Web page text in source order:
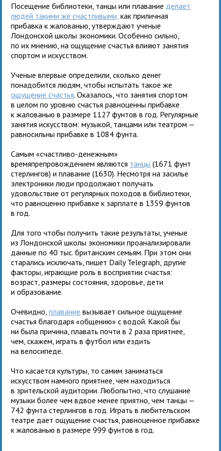
Посещение библиотеки, танцы или плавание делает
людей такими же счастливыми, как приличная
прибавка к жалованью, утверждают ученые
Лондонской школы экономики. Особенно сильно,
по их мнению, на ощущение счастья влияют занятия
спортом и искусством.
Ученые впервые определили, сколько денег
понадобится людям, чтобы испытать такое же
ощущение счастья. Оказалось, что занятия спортом
в целом по уровню счастья равноценны прибавке
к жалованью в размере 1127 фунтов в год. Регулярные
занятия искусством: музыкой, танцами или театром —
равносильны прибавке в 1084 фунта.
Самым «счастливо-денежным»
времяпрепровождением являются танцы (1671 фунт
стерлингов) и плавание (1630). Несмотря на засилье
электроники люди продолжают получать
удовольствие от регулярных походов в библиотеки,
что равноценно прибавке к зарплате в 1359 фунтов
в год.
Для того чтобы получить такие результаты, ученые
из Лондонской школы экономики проанализировали
данные по 40 тыс. британским семьям. При этом они
старались исключать, пишет Daily Telegraph, другие
факторы, играющие роль в восприятии счастья:
возраст, размеры состояния, здоровье, дети
и образование.
Очевидно,плавание вызывает сильное ощущение
счастья благодаря «общению» с водой. Какой бы
ни была причина, плавать почти в 2 раза приятнее,
чем, скажем, играть в футбол или ездить
на велосипеде.
Что касается культуры, то самим заниматься
искусством намного приятнее, чем находиться
в зрительской аудитории. Любопытно, что слушание
музыки более чем вдвое менее приятно, чем танцы —
742 фунта стерлингов в год. Играть в любительском
театре дает ощущение счастья, равноценное прибавке
к жалованью в размере 999 фунтов в год.